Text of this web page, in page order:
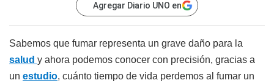
Agregar Diario UNO en
Sabemos que fumar representa un grave daño para la
salud y ahora podemos conocer con precisión, gracias a
un estudio, cuánto tiempo de vida perdemos al fumar un